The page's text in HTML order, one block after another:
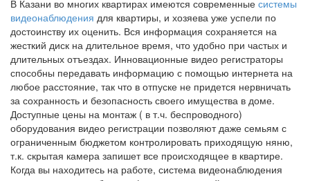
В Казани во многих квартирах имеются современные системы
видеонаблюдения для квартиры, и хозяева уже успели по
достоинству их оценить. Вся информация сохраняется на
жесткий диск на длительное время, что удобно при частых и
длительных отъездах. Инновационные видео регистраторы
способны передавать информацию с помощью интернета на
любое расстояние, так что в отпуске не придется нервничать
за сохранность и безопасность своего имущества в доме.
Доступные цены на монтаж ( в т.ч. беспроводного)
оборудования видео регистрации позволяют даже семьям с
ограниченным бюджетом контролировать приходящую няню,
т.к. скрытая камера запишет все происходящее в квартире.
Когда вы находитесь на работе, система видеонаблюдения